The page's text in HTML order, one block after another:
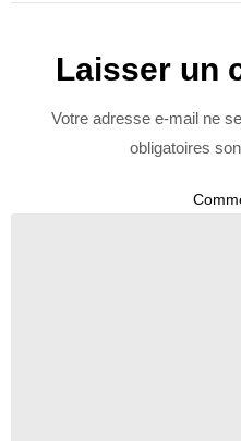
Laisser un
Votre adresse e-mail ne
obligatoires